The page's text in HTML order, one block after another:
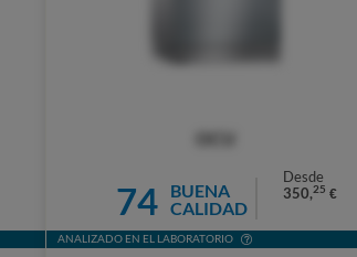
74
BUENA
CALIDAD
Desde
350,25 €
ANALIZADO EN EL LABORATORIO